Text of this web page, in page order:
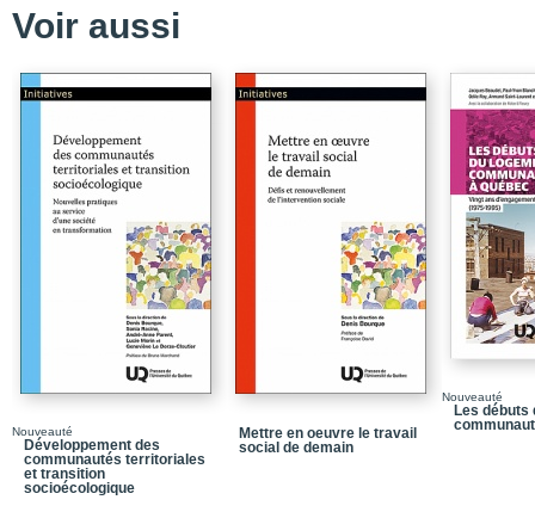
s’en mêlent
Chapitre 7 – Les
commerce équitable
Chapitre 8 –
vers de nouveaux
Références
Table des matières
Voir aussi
Nouveauté
Développement des
communautés territoriales
et transition
socioécologique
Mettre en oeuvre le travail
social de demain
Nouveauté
Les débuts